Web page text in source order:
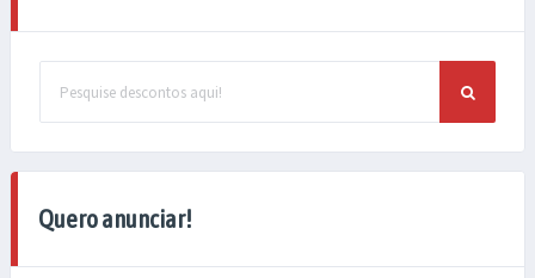
POR:
Quero anunciar!